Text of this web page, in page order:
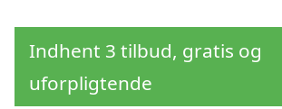
Indhent 3 tilbud, gratis og
uforpligtende